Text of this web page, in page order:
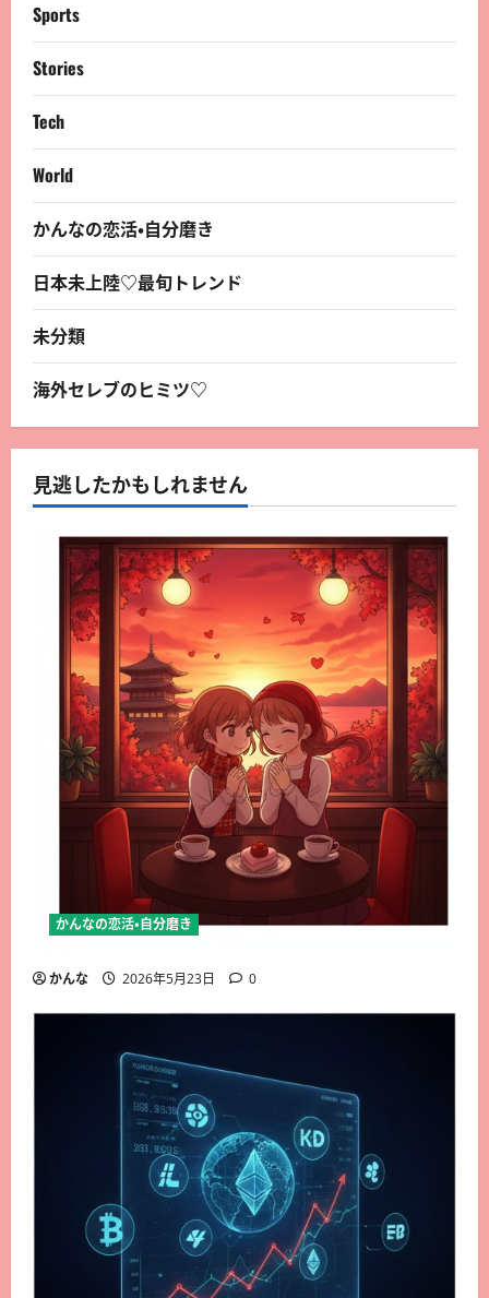
Sports
Stories
Tech
World
かんなの恋活・自分磨き
日本未上陸♡最旬トレンド
未分類
海外セレブのヒミツ♡
見逃したかもしれません
かんなの恋活・自分磨き
かんな 2026年5月23日 0